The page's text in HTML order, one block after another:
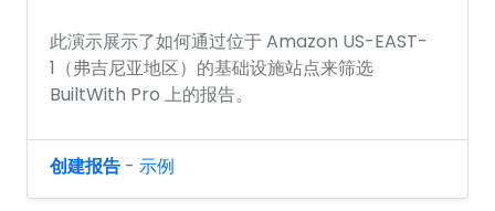
此演示展示了如何通过位于 Amazon US-EAST-
1（弗吉尼亚地区）的基础设施站点来筛选
BuiltWith Pro 上的报告。
创建报告 - 示例